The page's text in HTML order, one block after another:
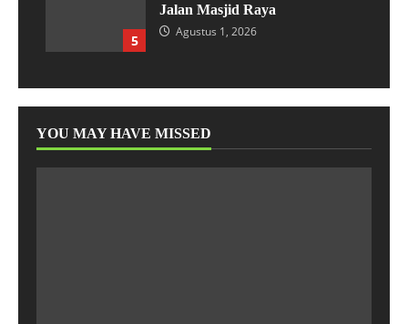
5
Jalan Masjid Raya
Agustus 1, 2026
YOU MAY HAVE MISSED